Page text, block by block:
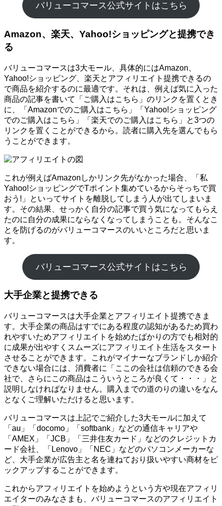
バリューコマース公式サイトはこちら
Amazon、楽天、Yahoo!ショッピングと提携でき
る
バリューコマースは3大モール、具体的にはAmazon、
Yahoo!ショッピング、楽天とアフィリエイト提携できるの
で商品を紹介するのに最適です。それは、例えば気に入った
商品の記事を書いて「ご購入はこちら」のリンクを置くとき
に、「Amazonでのご購入はこちら」「Yahoo!ショッピング
でのご購入はこちら」「楽天でのご購入はこちら」と3つの
リンクを置くことができるから。読者に購入先を選んでもら
うことができます。
これが例えばAmazonしかリンク先がなかった場合、「私
Yahoo!ショッピングでTポイント集めているからそっちで買
おう!」といってサイトを離脱してしまう人が出てしまいま
す。その結果、せっかく自分の記事で買う気になってもらえ
たのに自分の成果にならなくなってしまうことも。そんなこ
とを防げるのがバリューコマースのいいところだと思いま
す。
バリューコマース公式サイトはこちら
大手企業と提携できる
バリューコマースは大手企業とアフィリエイト提携できま
す。大手企業の商品はすでにある程度の認知があるため買わ
れやすいためアフィリエイトを始めたばかりの方でも相対的
に成果が出やすくスムーズにアフィリエイト生活をスタート
させることができます。これがマイナーなブランドしか紹介
できない場合には、消費者に「ここの会社は信頼のできる会
社で、さらにこの商品はこういうところが良くて・・・」と
説明しなければなりません。購入までの道のりの違いをなん
となくご理解いただけると思います。
バリューコマースは上記でご紹介した3大モールに加えて
「au」「docomo」「softbank」などの通信キャリアや
「AMEX」「JCB」「三井住友カード」などのクレジットカ
ード会社、「Lenovo」「NEC」などのパソコンメーカーな
ど、大手企業が広告主と名を連ねており扱いやすい商材をピ
ックアップすることができます。
これからアフィリエイトを始めようという方や現在アフィリ
エイターのみなさまも、バリューコマースのアフィリエイト